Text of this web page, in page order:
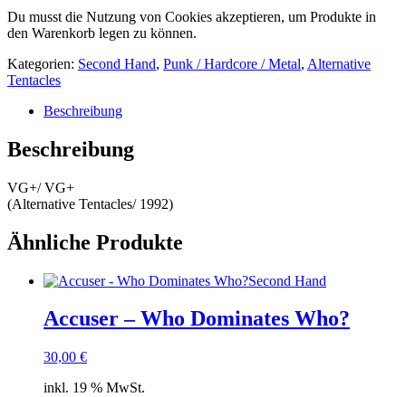
Du musst die Nutzung von Cookies akzeptieren, um Produkte in
den Warenkorb legen zu können.
Kategorien: Second Hand, Punk / Hardcore / Metal, Alternative
Tentacles
Beschreibung
Beschreibung
VG+/ VG+
(Alternative Tentacles/ 1992)
Ähnliche Produkte
Second Hand
Accuser – Who Dominates Who?
30,00 €
inkl. 19 % MwSt.